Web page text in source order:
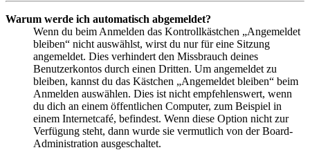
Warum werde ich automatisch abgemeldet?
Wenn du beim Anmelden das Kontrollkästchen „Angemeldet
bleiben“ nicht auswählst, wirst du nur für eine Sitzung
angemeldet. Dies verhindert den Missbrauch deines
Benutzerkontos durch einen Dritten. Um angemeldet zu
bleiben, kannst du das Kästchen „Angemeldet bleiben“ beim
Anmelden auswählen. Dies ist nicht empfehlenswert, wenn
du dich an einem öffentlichen Computer, zum Beispiel in
einem Internetcafé, befindest. Wenn diese Option nicht zur
Verfügung steht, dann wurde sie vermutlich von der Board-
Administration ausgeschaltet.